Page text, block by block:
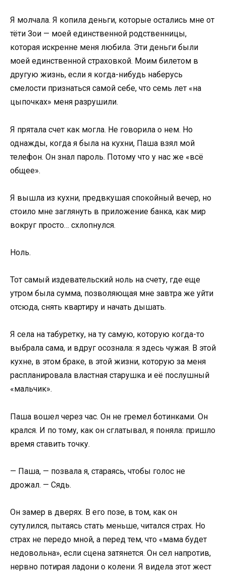
Я молчала. Я копила деньги, которые остались мне от
тёти Зои — моей единственной родственницы,
которая искренне меня любила. Эти деньги были
моей единственной страховкой. Моим билетом в
другую жизнь, если я когда-нибудь наберусь
смелости признаться самой себе, что семь лет «на
цыпочках» меня разрушили.
Я прятала счет как могла. Не говорила о нем. Но
однажды, когда я была на кухни, Паша взял мой
телефон. Он знал пароль. Потому что у нас же «всё
общее».
Я вышла из кухни, предвкушая спокойный вечер, но
стоило мне заглянуть в приложение банка, как мир
вокруг просто… схлопнулся.
Ноль.
Тот самый издевательский ноль на счету, где еще
утром была сумма, позволяющая мне завтра же уйти
отсюда, снять квартиру и начать дышать.
Я села на табуретку, на ту самую, которую когда-то
выбрала сама, и вдруг осознала: я здесь чужая. В этой
кухне, в этом браке, в этой жизни, которую за меня
распланировала властная старушка и её послушный
«мальчик».
Паша вошел через час. Он не гремел ботинками. Он
крался. И по тому, как он сглатывал, я поняла: пришло
время ставить точку.
— Паша, — позвала я, стараясь, чтобы голос не
дрожал. — Сядь.
Он замер в дверях. В его позе, в том, как он
сутулился, пытаясь стать меньше, читался страх. Но
страх не передо мной, а перед тем, что «мама будет
недовольна», если сцена затянется. Он сел напротив,
нервно потирая ладони о колени. Я видела этот жест